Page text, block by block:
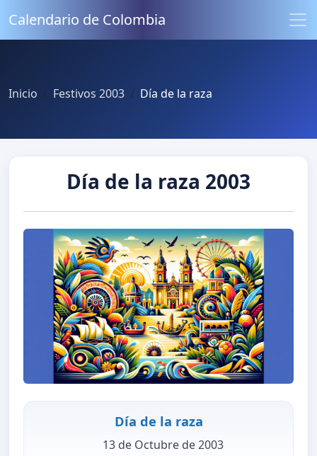
Calendario de Colombia
Inicio Festivos 2003 Día de la raza
Día de la raza 2003
Día de la raza
13 de Octubre de 2003